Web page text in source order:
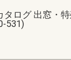
タログ 出窓・
531)